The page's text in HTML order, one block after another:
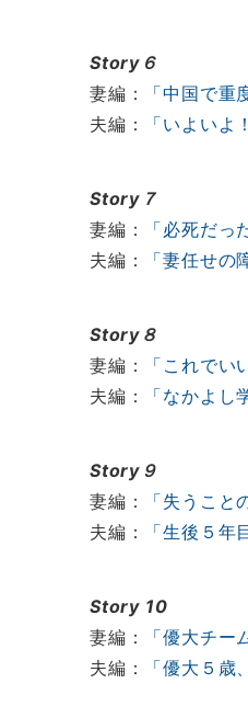
Story６
妻編：
「中国で重
夫編：
「いよいよ
Story７
妻編：
「必死だっ
夫編：
「妻任せの
Story８
妻編：
「これでい
夫編：
「なかよし
Story９
妻編：
「失うこと
夫編：
「生後５年
Story 10
妻編：
「優大チー
夫編：
「優大５歳